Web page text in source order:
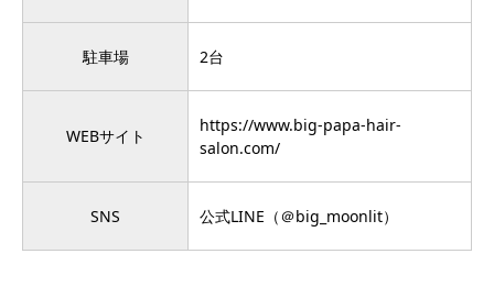
駐車場 2台
WEBサイト
https://www.big-papa-hair-
salon.com/
SNS 公式LINE（＠big_moonlit）